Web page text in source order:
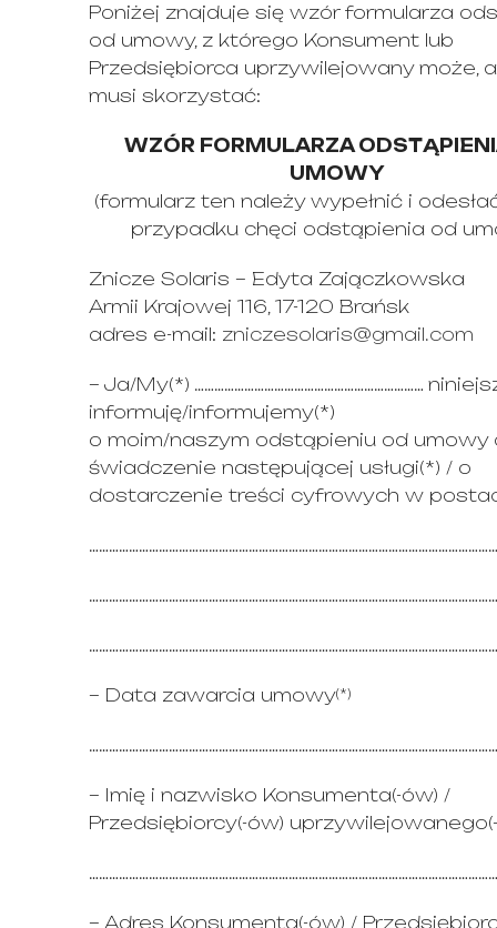
Poniżej znajduje się wzór formularza
od umowy, z którego Konsument lub
Przedsiębiorca uprzywilejowany może,
musi skorzystać:
WZÓR FORMULARZA
UMOWY
(formularz ten należy wypełnić i
przypadku chęci odstąpienia od
Znicze Solaris – Edyta Zajączkowska
Armii Krajowej 116, 17-120 Brańsk
adres e-mail: zniczesolaris@gmail.com
– Ja/My(*) ……………………………………………………………
informuję/informujemy(*)
o moim/naszym odstąpieniu od umowy
świadczenie następującej usługi(*) / o
dostarczenie treści cyfrowych w
– Data zawarcia umowy(*)
– Imię i nazwisko Konsumenta(-ów) /
Przedsiębiorcy(-ów)
– Adres Konsumenta(-ów) /